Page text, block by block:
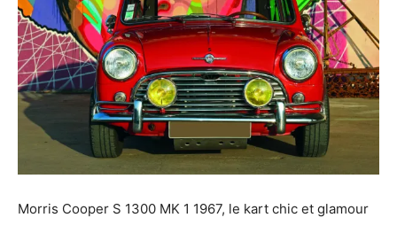
Morris Cooper S 1300 MK 1 1967, le kart chic et glamour